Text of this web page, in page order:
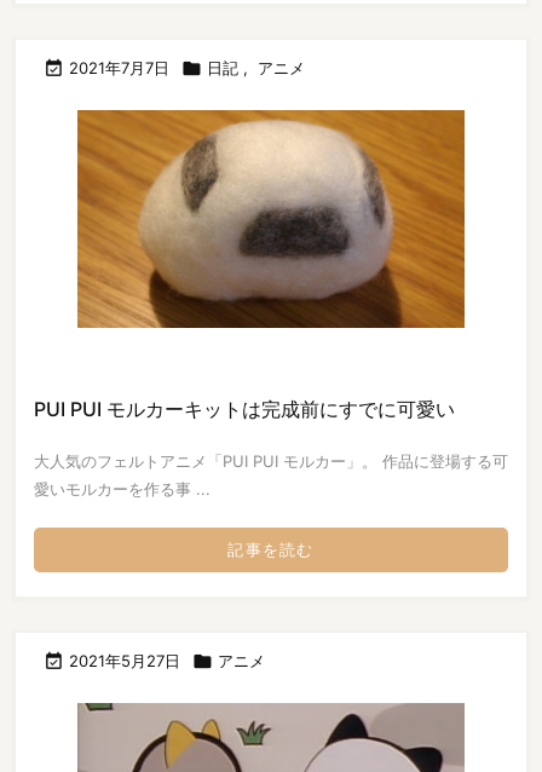
 2021年7月7日  日記 , アニメ
PUI PUI モルカーキットは完成前にすでに可愛い
大人気のフェルトアニメ「PUI PUI モルカー」。 作品に登場する可
愛いモルカーを作る事 ...
記事を読む
 2021年5月27日  アニメ